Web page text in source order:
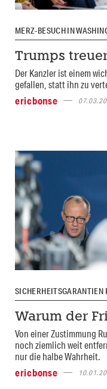
MERZ-BESUCH IN
Trumps
Der Kanzler ist einem
gefallen, statt ihn zu
ericbonse
SICHERHEITSGARANTIEN
Warum der
Von einer Zustimmung
noch ziemlich weit
nur die halbe Wahrheit.
ericbonse